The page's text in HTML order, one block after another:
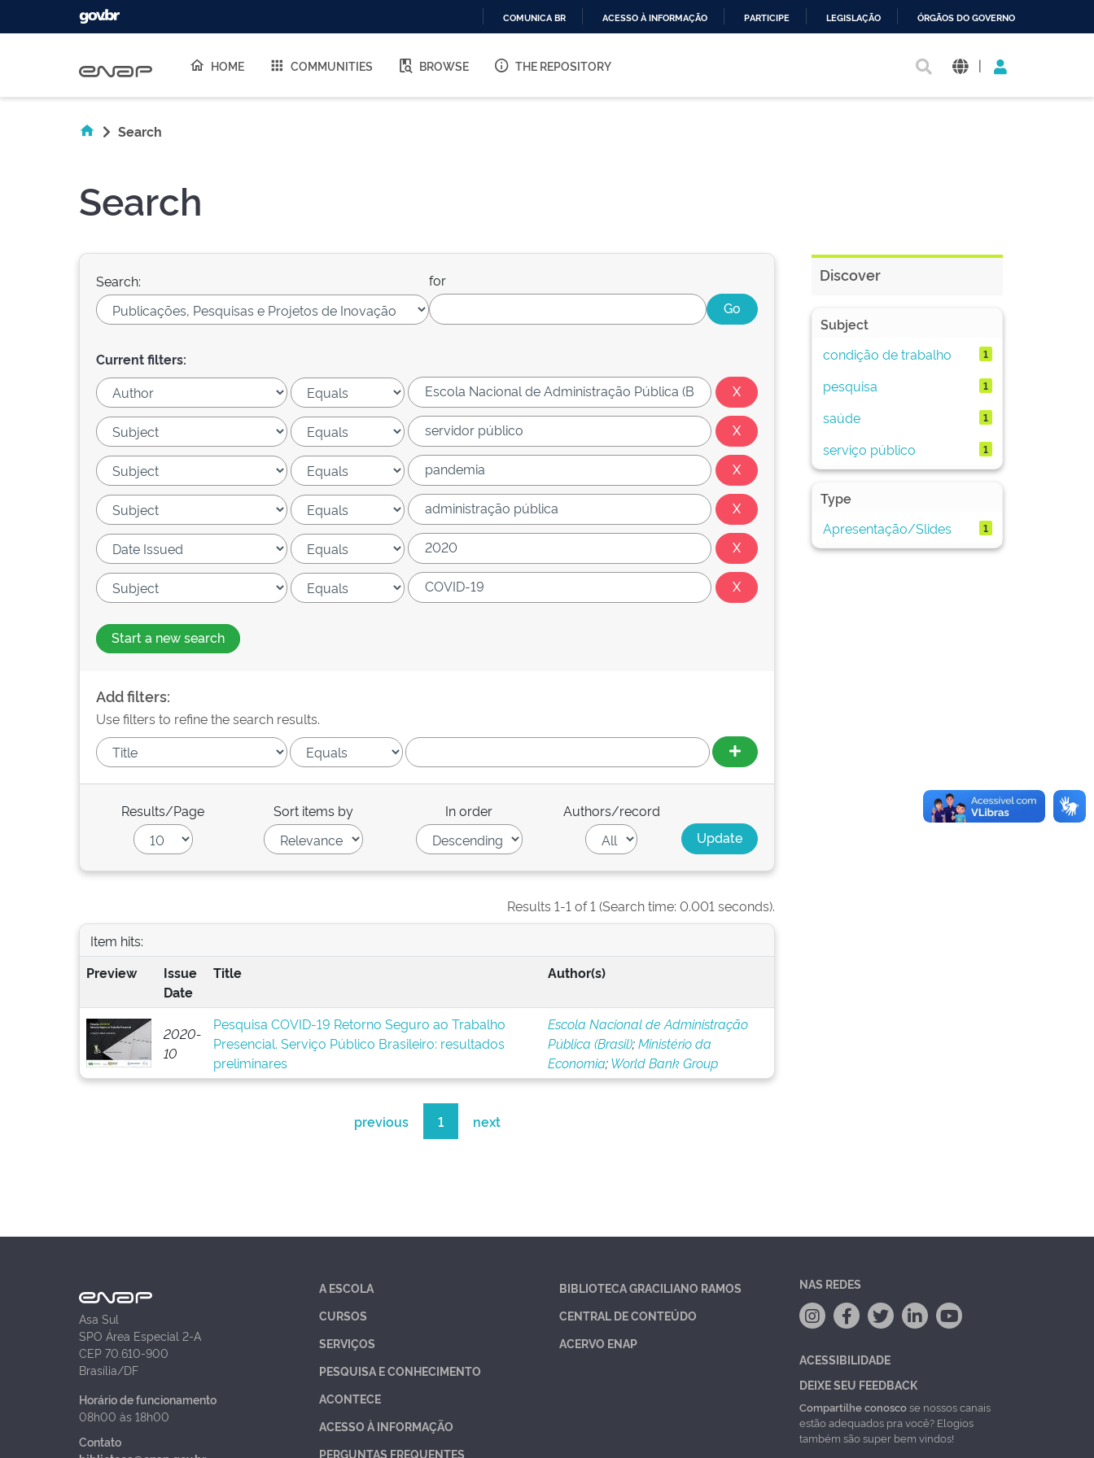
O
COMUNICA BR ACESSO À INFORMAÇÃO PARTICIPE LEGISLAÇÃO ÓRGÃOS DO GOVERNO
HOME COMMUNITIES BROWSE THE REPOSITORY |
Search
Search
Search: for
Current filters:
Start a new search
Add filters:
Use filters to refine the search results.
Results/Page Sort items by In order Authors/record
Results 1-1 of 1 (Search time: 0.001 seconds).
Item hits:
Preview
Issue
Date
Title Author(s)
2020-
10
Pesquisa COVID-19 Retorno Seguro ao Trabalho
Presencial. Serviço Público Brasileiro: resultados
preliminares
Escola Nacional de Administração
Pública (Brasil);Ministério da
Economia;World Bank Group
previous 1 next
Discover
Subject
condição de trabalho
1
pesquisa 1
saúde 1
serviço público 1
Type
Apresentação/Slides
1
Asa Sul
SPO Área Especial 2-A
CEP 70.610-900
Brasília/DF
Horário de funcionamento
08h00 às 18h00
Contato
A ESCOLA
CURSOS
SERVIÇOS
PESQUISA E CONHECIMENTO
ACONTECE
ACESSO À INFORMAÇÃO
PERGUNTAS FREQUENTES
BIBLIOTECA GRACILIANO RAMOS
CENTRAL DE CONTEÚDO
ACERVO ENAP
NAS REDES
ACESSIBILIDADE
DEIXE SEU FEEDBACK
Compartilhe conoscose nossos canais
estão adequados pra você? Elogios
também são super bem vindos!